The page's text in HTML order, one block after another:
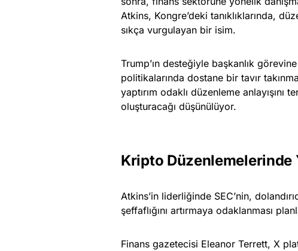
Atkins, Kongre’deki tanıklıklarında,
sıkça vurgulayan bir isim.
Trump’ın desteğiyle başkanlık
politikalarında dostane bir tavır
yaptırım odaklı düzenleme
oluşturacağı düşünülüyor.
Kripto Düzenlemelerinde
Atkins’in liderliğinde SEC’nin,
şeffaflığını artırmaya odaklanması
Finans gazetecisi Eleanor Terrett, X